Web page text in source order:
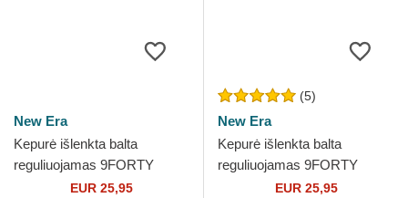
New Era
Kepurė išlenkta balta
reguliuojamas 9FORTY
League Essential New York
EUR 25,95
(5)
New Era
Kepurė išlenkta balta
reguliuojamas 9FORTY
League Essential New York
EUR 25,95